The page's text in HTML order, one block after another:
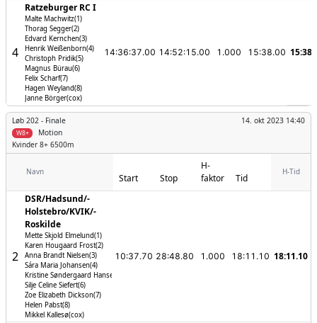
4
Ratzeburger RC I
Malte Machwitz(1)
Thorag Segger(2)
Edvard Kernchen(3)
Henrik Weißenborn(4)
Christoph Pridik(5)
Magnus Bürau(6)
Felix Scharf(7)
Hagen Weyland(8)
Janne Börger(cox)
14:36:37.00 14:52:15.00 1.000 15:38.00
Løb 202 - Finale
Motion
14. okt 2023 14:40
W8+
Kvinder 8+ 6500m
Navn
Start Stop
H-
faktor
Tid
H-Tid
2
DSR/­Hadsund/­
Holstebro/­KVIK/­
Roskilde
Mette Skjold Elmelund(1)
Karen Hougaard Frost(2)
Anna Brandt Nielsen(3)
Sára Maria Johansen(4)
Kristine Søndergaard Hansen (5)
Silje Celine Siefert(6)
Zoe Elizabeth Dickson(7)
Helen Pabst(8)
Mikkel Kallesø(cox)
10:37.70 28:48.80 1.000 18:11.10 18:11.10